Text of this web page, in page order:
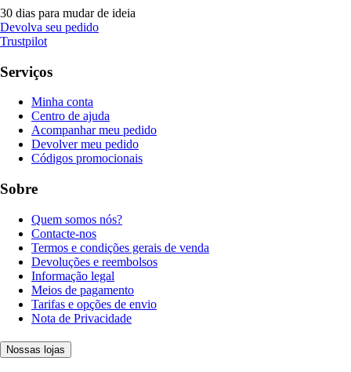
30 dias para mudar de ideia
Devolva seu pedido
Trustpilot
Serviços
Minha conta
Centro de ajuda
Acompanhar meu pedido
Devolver meu pedido
Códigos promocionais
Sobre
Quem somos nós?
Contacte-nos
Termos e condições gerais de venda
Devoluções e reembolsos
Informação legal
Meios de pagamento
Tarifas e opções de envio
Nota de Privacidade
Nossas lojas